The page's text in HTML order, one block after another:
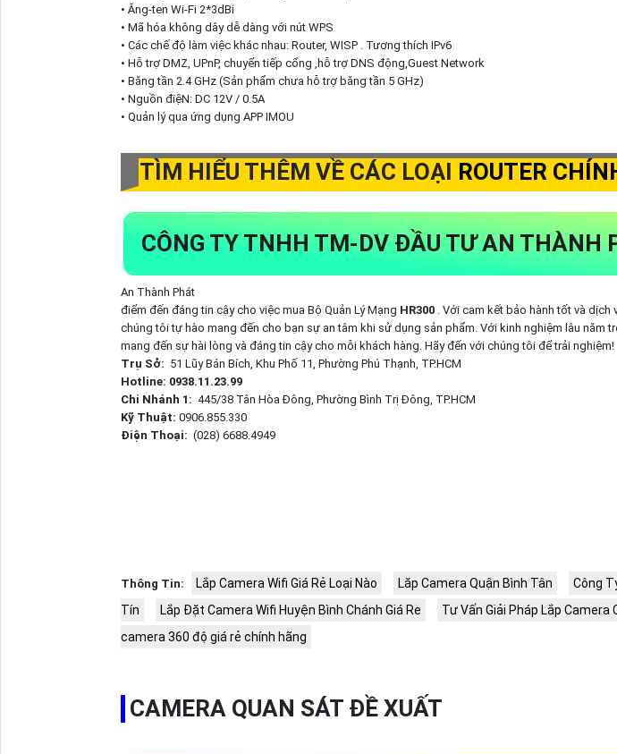
• Ăng-ten Wi-Fi 2*3dBi
• Mã hóa không dây dễ dàng với nút WPS
• Các chế độ làm việc khác nhau: Router, WISP . Tương thích IPv6
• Hỗ trợ DMZ, UPnP, chuyển tiếp cổng ,hỗ trợ DNS động,Guest Network
• Băng tần 2.4 GHz (Sản phẩm chưa hỗ trợ băng tần 5 GHz)
• Nguồn điệN: DC 12V / 0.5A
• Quản lý qua ứng dụng APP IMOU
TÌM HIỂU THÊM VỀ CÁC LOẠI ROUTER
CÔNG TY TNHH TM-DV ĐẦU TƯ AN THÀNH
An Thành Phát
điểm đến đáng tin cậy cho việc mua Bộ Quản Lý Mạng HR300. Với cam kết bảo hành tốt và dịch
chúng tôi tự hào mang đến cho bạn sự an tâm khi sử dụng sản phẩm. Với kinh nghiệm lâu năm
mang đến sự hài lòng và đáng tin cậy cho mỗi khách hàng. Hãy đến với chúng tôi để trải nghiệm!
Trụ Sở: 51 Lũy Bán Bích, Khu Phố 11, Phường Phú Thạnh, TP.HCM
Hotline: 0938.11.23.99
Chi Nhánh 1: 445/38 Tân Hòa Đông, Phường Bình Trị Đông, TP.HCM
Kỹ Thuật: 0906.855.330
Điện Thoại: (028) 6688.4949
Thông Tin: Lắp Camera Wifi Giá Rẻ Loại Nào Lăp Camera Quận Bình Tân
Công
Tín
Lắp Đặt Camera Wifi Huyện Bình Chánh Giá Re Tư Vấn Giải Pháp Lắp Camera
camera 360 độ giá rẻ chính hãng
CAMERA QUAN SÁT ĐỀ XUẤT